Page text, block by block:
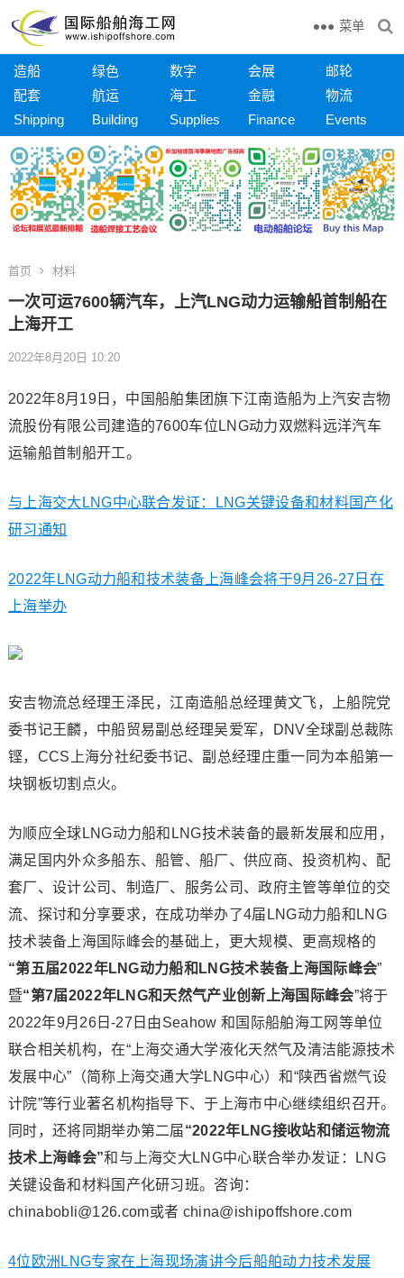
菜单
造船 绿色 数字 会展
邮轮
配套
航运 海工 金融
物流
Shipping
Building Supplies Finance Events
首页 材料
一次可运7600辆汽车，上汽LNG动力运输船首制船在
上海开工
2022年8月20日 10:20
2022年8月19日，中国船舶集团旗下江南造船为上汽安吉物
流股份有限公司建造的7600车位LNG动力双燃料远洋汽车
运输船首制船开工。
与上海交大LNG中心联合发证：LNG关键设备和材料国产化
研习通知
2022年LNG动力船和技术装备上海峰会将于9月26-27日在
上海举办
安吉物流总经理王泽民，江南造船总经理黄文飞，上船院党
委书记王麟，中船贸易副总经理吴爱军，DNV全球副总裁陈
铿，CCS上海分社纪委书记、副总经理庄重一同为本船第一
块钢板切割点火。
为顺应全球LNG动力船和LNG技术装备的最新发展和应用，
满足国内外众多船东、船管、船厂、供应商、投资机构、配
套厂、设计公司、制造厂、服务公司、政府主管等单位的交
流、探讨和分享要求，在成功举办了4届LNG动力船和LNG
技术装备上海国际峰会的基础上，更大规模、更高规格的
“第五届2022年LNG动力船和LNG技术装备上海国际峰会”
暨“第7届2022年LNG和天然气产业创新上海国际峰会”将于
2022年9月26日-27日由Seahow 和国际船舶海工网等单位
联合相关机构，在“上海交通大学液化天然气及清洁能源技术
发展中心”（简称上海交通大学LNG中心）和“陕西省燃气设
计院”等行业著名机构指导下、于上海市中心继续组织召开。
同时，还将同期举办第二届“2022年LNG接收站和储运物流
技术上海峰会”和与上海交大LNG中心联合举办发证：LNG
关键设备和材料国产化研习班。咨询：
chinabobli@126.com或者 china@ishipoffshore.com
4位欧洲LNG专家在上海现场演讲今后船舶动力技术发展